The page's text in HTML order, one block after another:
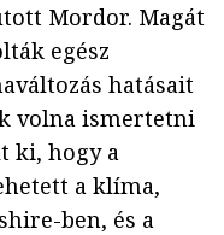
Mordor. Magát
egész
hatásait
volna ismertetni
ki, hogy a
a klíma,
ben, és a